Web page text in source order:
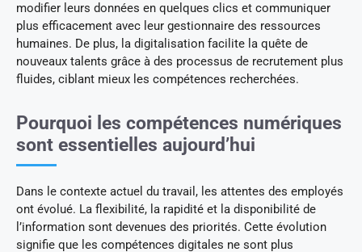
modifier leurs données en quelques clics et communiquer
plus efficacement avec leur gestionnaire des ressources
humaines. De plus, la digitalisation facilite la quête de
nouveaux talents grâce à des processus de recrutement plus
fluides, ciblant mieux les compétences recherchées.
Pourquoi les compétences numériques
sont essentielles aujourd’hui
Dans le contexte actuel du travail, les attentes des employés
ont évolué. La flexibilité, la rapidité et la disponibilité de
l’information sont devenues des priorités. Cette évolution
signifie que les compétences digitales ne sont plus